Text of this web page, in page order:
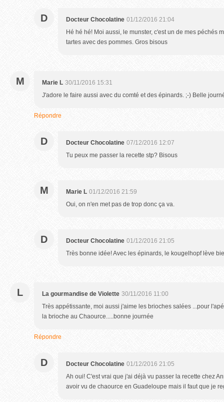
D Docteur Chocolatine 01/12/2016 21:04
Hé hé hé! Moi aussi, le munster, c'est un de mes péchés
tartes avec des pommes. Gros bisous
M Marie L 30/11/2016 15:31
J'adore le faire aussi avec du comté et des épinards. ;-) Belle
Répondre
D Docteur Chocolatine 07/12/2016 12:07
Tu peux me passer la recette stp? Bisous
M Marie L 01/12/2016 21:59
Oui, on n'en met pas de trop donc ça va.
D Docteur Chocolatine 01/12/2016 21:05
Très bonne idée! Avec les épinards, le kougelhopf lève
L La gourmandise de Violette 30/11/2016 11:00
Très appétissante, moi aussi j'aime les brioches salées ...pour
la brioche au Chaource.....bonne journée
Répondre
D Docteur Chocolatine 01/12/2016 21:05
Ah oui! C'est vrai que j'ai déjà vu passer la recette chez
avoir vu de chaource en Guadeloupe mais il faut que je